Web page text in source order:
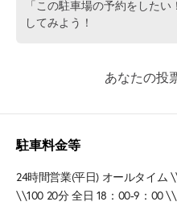
「この駐車場の予約をした
してみよう！
あなたの投
駐車料金等
24時間営業(平日) オールタイム
\\100 20分 全日 18：00-9：00